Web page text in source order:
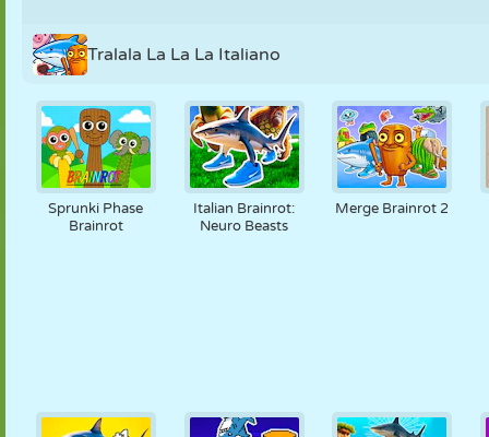
Tralala La La La Italiano
Sprunki Phase
Brainrot
Italian Brainrot:
Neuro Beasts
Merge Brainrot 2